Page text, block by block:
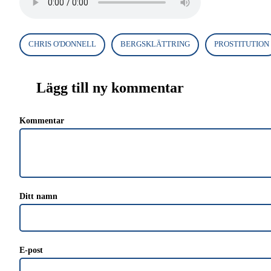
CHRIS O'DONNELL BERGSKLÄTTRING PROSTITUTION
Lägg till ny kommentar
Kommentar
Ditt namn
E-post